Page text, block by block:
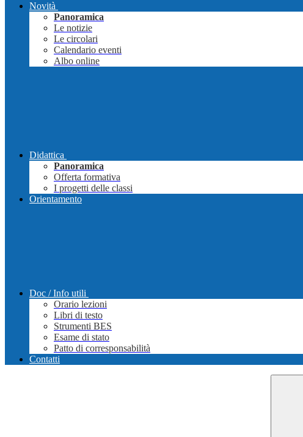
Novità
Panoramica
Le notizie
Le circolari
Calendario eventi
Albo online
Didattica
Panoramica
Offerta formativa
I progetti delle classi
Orientamento
Doc / Info utili
Orario lezioni
Libri di testo
Strumenti BES
Esame di stato
Patto di corresponsabilità
Contatti